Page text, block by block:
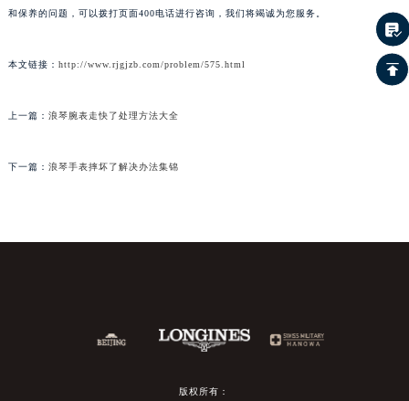
和保养的问题，可以拨打页面400电话进行咨询，我们将竭诚为您服务。
本文链接： http://www.rjgjzb.com/problem/575.html
上一篇： 浪琴腕表走快了处理方法大全
下一篇： 浪琴手表摔坏了解决办法集锦
版权所有：